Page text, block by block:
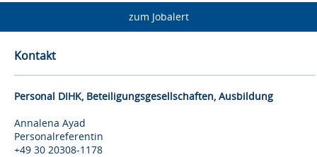
zum Jobalert
Kontakt
Personal DIHK, Beteiligungsgesellschaften, Ausbildung
Annalena Ayad
Personalreferentin
+49 30 20308-1178